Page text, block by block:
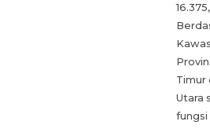
Timur
Utara
fungsi